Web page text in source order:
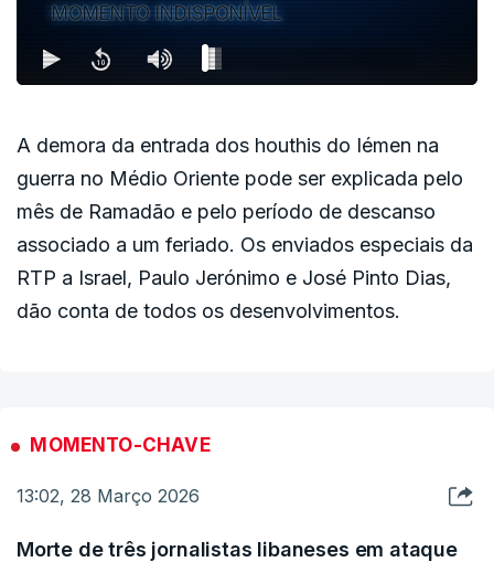
MOMENTO INDISPONÍVEL
A demora da entrada dos houthis do Iémen na
guerra no Médio Oriente pode ser explicada pelo
mês de Ramadão e pelo período de descanso
associado a um feriado. Os enviados especiais da
RTP a Israel, Paulo Jerónimo e José Pinto Dias,
dão conta de todos os desenvolvimentos.
MOMENTO-CHAVE
13:02, 28 Março 2026
Morte de três jornalistas libaneses em ataque